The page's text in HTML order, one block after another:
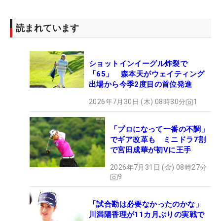
読まれています
ショットインイーグル炸裂で
「65」 森本天がウェイティング
出場から今季2度目の首位発進
2026年7月30日 (木) 08時30分 1
「プロになって一番の不調」
でギア改革も ミニドラ7割
で宮田成華が初Vに王手
2026年7月31日 (金) 08時27分
9
「試合勘は必要なかったのかな」
川満陽香理が11カ月ぶりの実戦で